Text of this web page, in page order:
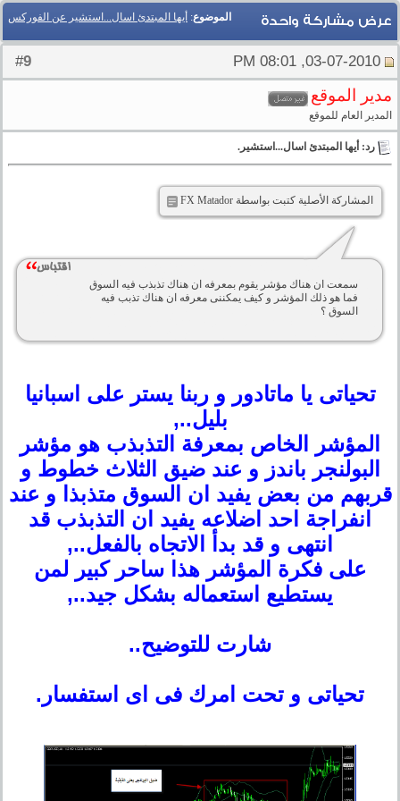
الموضوع: أيها المبتدئ اسال...استشير عن الفوركس عرض مشاركة واحدة
9
مدير الموقع
المدير العام للموقع
رد: أيها المبتدئ اسال...استشير.
المشاركة الأصلية كتبت بواسطة FX Matador
سمعت ان هناك مؤشر يقوم بمعرفه ان هناك تذبذب فيه السوق
فما هو ذلك المؤشر و كيف يمكننى معرفه ان هناك تذبب فيه
السوق ؟
تحياتى يا ماتادور و ربنا يستر على اسبانيا
بليل..,
المؤشر الخاص بمعرفة التذبذب هو مؤشر
البولنجر باندز و عند ضيق الثلاث خطوط و
قربهم من بعض يفيد ان السوق متذبذا و عند
انفراجة احد اضلاعه يفيد ان التذبذب قد
انتهى و قد بدأ الاتجاه بالفعل..,
على فكرة المؤشر هذا ساحر كبير لمن
يستطيع استعماله بشكل جيد..,
شارت للتوضيح..
تحياتى و تحت امرك فى اى استفسار.